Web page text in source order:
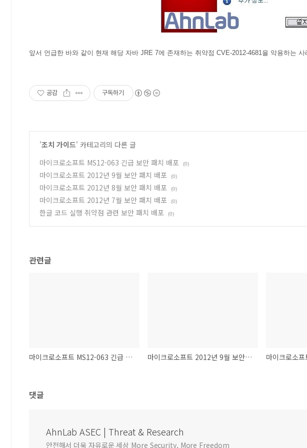
앞서 언급한 바와 같이 현재 해당 자바 JRE 7에 존재하는 취약점 CVE-2012-4681을 악용하는
공감 구독하기
'조치 가이드' 카테고리의 다른 글
마이크로소프트 MS12-063 긴급 보안 패치 배포
(0)
마이크로소프트 2012년 9월 보안 패치 배포 (0)
마이크로소프트 2012년 8월 보안 패치 배포 (0)
마이크로소프트 2012년 7월 보안 패치 배포 (0)
한글 코드 실행 취약점 관련 보안 패치 배포 (0)
관련글
마이크로소프트 MS12-063 긴급 보안 패치 배포 마이크로소프트 2012년 9월 보안 패치 배포
댓글
AhnLab ASEC | Threat & Research
안전해서 더욱 자유로운 세상 More Security, More Freedom